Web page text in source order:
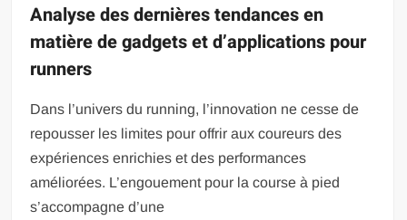
Analyse des dernières tendances en
matière de gadgets et d’applications pour
runners
Dans l’univers du running, l’innovation ne cesse de
repousser les limites pour offrir aux coureurs des
expériences enrichies et des performances
améliorées. L’engouement pour la course à pied
s’accompagne d’une